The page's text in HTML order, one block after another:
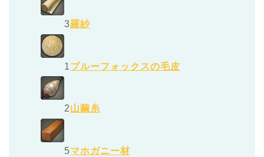
3羅紗
1ブルーフォックスの毛皮
2山繭糸
5マホガニー材